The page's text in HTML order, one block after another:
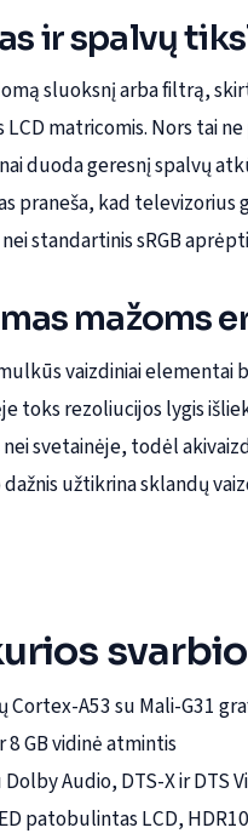
ir spalvų
sluoksnį arba filtrą,
matricomis. Nors tai
duoda geresnį spalvų
praneša, kad
standartinis sRGB
mažoms
vaizdiniai elementai
toks rezoliucijos lygis
svetainėje, todėl
užtikrina sklandų
A53 su Mali-G31
8 GB vidinė atmintis
Dolby Audio, DTS-X ir DTS
patobulintas LCD,